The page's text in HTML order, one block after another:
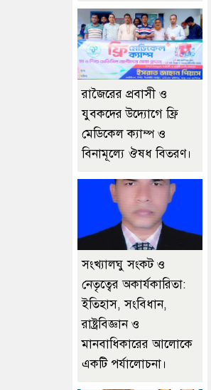
রাজৈরের‌ প্রবাসী ও
যুবকদের উদ্যোগে ফ্রি
মেডিকেল ক্যাম্প ও
বিনামূল্যে ঔষধ বিতরণ।
সংখ্যালঘু সংকট ও
নেতৃত্বের অকার্যকারিতা:
ইতিহাস, সংবিধান,
রাষ্ট্রবিজ্ঞান ও
মানবাধিকারের আলোকে
একটি পর্যালোচনা।